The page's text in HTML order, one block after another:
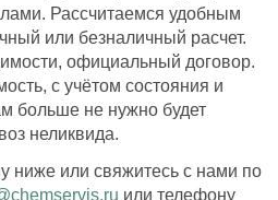
Рассчитаемся удобным
или безналичный расчет.
официальный договор.
с учётом состояния и
больше не нужно будет
неликвида.
ниже или свяжитесь с нами по
или телефону